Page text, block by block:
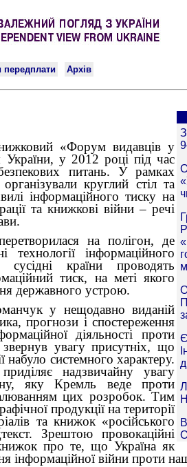
«Форум видавців у
у 2012 році під час
питань. У рамках
круглий стіл та
інформаційного тиску на
та книжкові війни – речі
на полігон, де
технології інформаційного
країни проводять
тиск, на меті якого
державного устрою.
у нещодавно виданій
прогнози і спостереження
діяльності проти
увагу присутніх, що
набуло системного характеру.
надзвичайну увагу
яку Кремль веде проти
цих розробок. Тим
продукції на території
та книжок «російського
Зрештою провокаційні
книжок про те, що Україна як
інформаційної війни проти